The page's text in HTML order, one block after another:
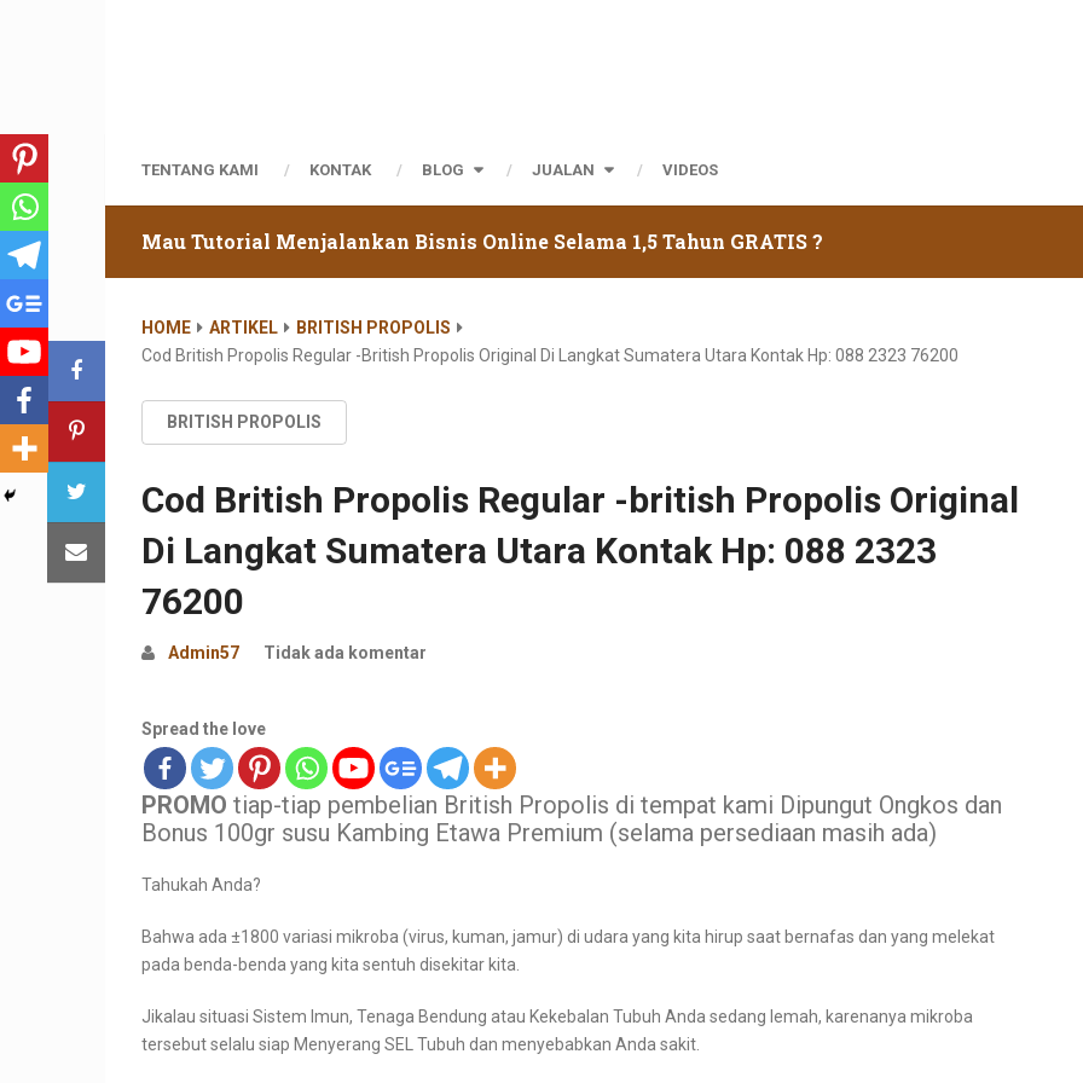
TENTANG KAMI KONTAK BLOG JUALAN VIDEOS
Mau Tutorial Menjalankan Bisnis Online Selama 1,5 Tahun GRATIS ?
HOME ARTIKEL
BRITISH PROPOLIS
Cod British Propolis Regular -british Propolis Original Di Langkat Sumatera Utara Kontak Hp: 088 2323 76200
BRITISH PROPOLIS
Cod British Propolis Regular -british Propolis Original
Di Langkat Sumatera Utara Kontak Hp: 088 2323
76200
Admin57 Tidak ada komentar
Spread the love
PROMO tiap-tiap pembelian British Propolis di tempat kami Dipungut Ongkos dan
Bonus 100gr susu Kambing Etawa Premium (selama persediaan masih ada)
Tahukah Anda?
Bahwa ada ±1800 variasi mikroba (virus, kuman, jamur) di udara yang kita hirup saat bernafas dan yang melekat
pada benda-benda yang kita sentuh disekitar kita.
Jikalau situasi Sistem Imun, Tenaga Bendung atau Kekebalan Tubuh Anda sedang lemah, karenanya mikroba
tersebut selalu siap Menyerang SEL Tubuh dan menyebabkan Anda sakit.